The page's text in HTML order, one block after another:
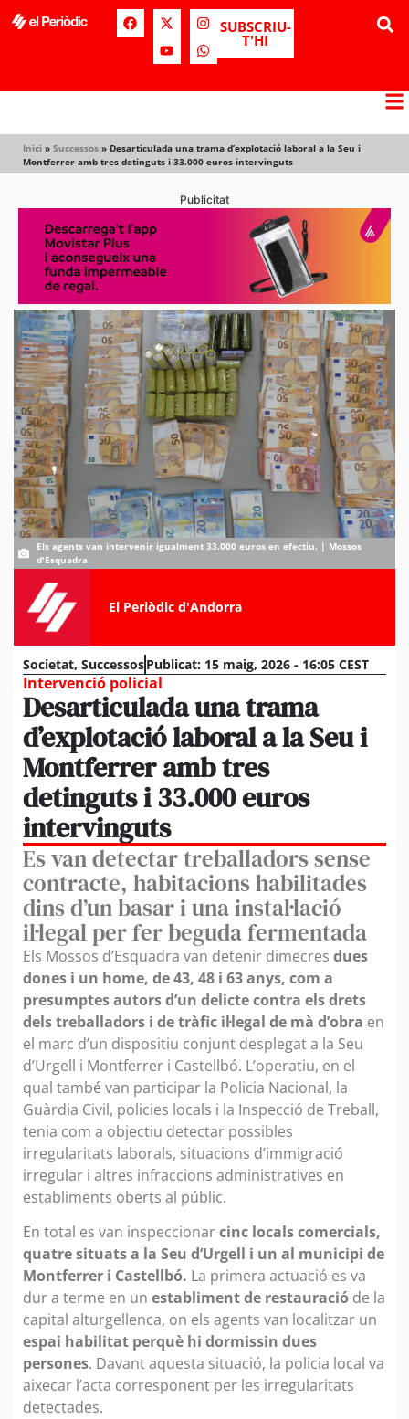
SUBSCRIU-
T'HI
Inici » Successos » Desarticulada una trama d’explotació laboral a la Seu i
Montferrer amb tres detinguts i 33.000 euros intervinguts
Publicitat
Els agents van intervenir igualment 33.000 euros en efectiu. | Mossos
d'Esquadra
El Periòdic d'Andorra
Societat, SuccessosPublicat: 15 maig, 2026 - 16:05 CEST
Intervenció policial
Desarticulada una trama
d’explotació laboral a la Seu i
Montferrer amb tres
detinguts i 33.000 euros
intervinguts
Es van detectar treballadors sense
contracte, habitacions habilitades
dins d’un basar i una instal·lació
il·legal per fer beguda fermentada
Els Mossos d’Esquadra van detenir dimecres dues
dones i un home, de 43, 48 i 63 anys, com a
presumptes autors d’un delicte contra els drets
dels treballadors i de tràfic il·legal de mà d’obra en
el marc d’un dispositiu conjunt desplegat a la Seu
d’Urgell i Montferrer i Castellbó. L’operatiu, en el
qual també van participar la Policia Nacional, la
Guàrdia Civil, policies locals i la Inspecció de Treball,
tenia com a objectiu detectar possibles
irregularitats laborals, situacions d’immigració
irregular i altres infraccions administratives en
establiments oberts al públic.
En total es van inspeccionarcinc locals comercials,
quatre situats a la Seu d’Urgell i un al municipi de
Montferrer i Castellbó. La primera actuació es va
dur a terme en un establiment de restauració de la
capital alturgellenca, on els agents van localitzar un
espai habilitat perquè hi dormissin dues
persones. Davant aquesta situació, la policia local va
aixecar l’acta corresponent per les irregularitats
detectades.